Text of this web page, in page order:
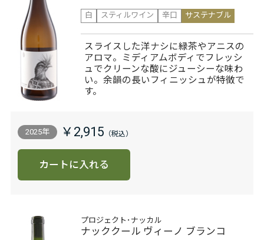
白
スティルワイン 辛口 サステナブル
スライスした洋ナシに緑茶やアニスの
アロマ。ミディアムボディでフレッシ
ュでクリーンな酸にジューシーな味わ
い。余韻の長いフィニッシュが特徴で
す。
2025年 ￥2,915
カートに入れる
プロジェクト･ナッカル
ナッククール ヴィーノ ブランコ